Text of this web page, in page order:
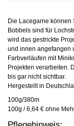
Die Lacegarne können
Bobbels sind für
wird das gestrickte
und innen angefangen
Farbverläufen mit
Projekten verarbeiten.
bis gar nicht sichtbar.
Hergestellt in
100g/380m
100g / 6,64 € ohne